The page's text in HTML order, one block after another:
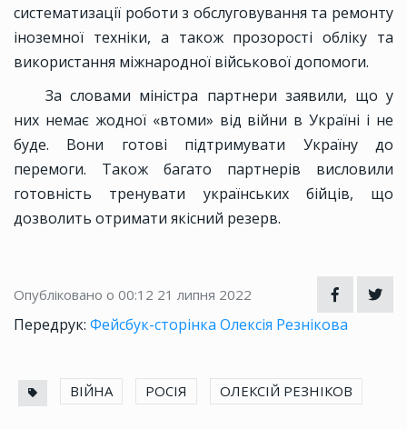
систематизації роботи з обслуговування та ремонту
іноземної техніки, а також прозорості обліку та
використання міжнародної військової допомоги.
За словами міністра партнери заявили, що у
них немає жодної «втоми» від війни в Україні і не
буде. Вони готові підтримувати Україну до
перемоги. Також багато партнерів висловили
готовність тренувати українських бійців, що
дозволить отримати якісний резерв.
Опубліковано о 00:12 21 липня 2022
Передрук: Фейсбук-сторінка Олексія Резнікова
ВІЙНА РОСІЯ ОЛЕКСІЙ РЕЗНІКОВ